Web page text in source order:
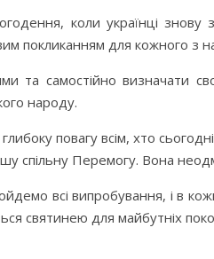
коли українці
покликанням для кожного з
та самостійно визначати
народу.
повагу всім, хто
спільну Перемогу. Вона
всі випробування, і в
святинею для майбутніх